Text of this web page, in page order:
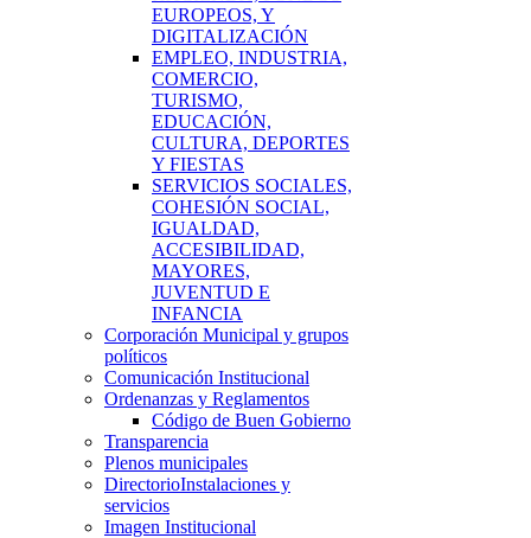
EUROPEOS, Y
DIGITALIZACIÓN
EMPLEO, INDUSTRIA,
COMERCIO,
TURISMO,
EDUCACIÓN,
CULTURA, DEPORTES
Y FIESTAS
SERVICIOS SOCIALES,
COHESIÓN SOCIAL,
IGUALDAD,
ACCESIBILIDAD,
MAYORES,
JUVENTUD E
INFANCIA
Corporación Municipal y grupos
políticos
Comunicación Institucional
Ordenanzas y Reglamentos
Código de Buen Gobierno
Transparencia
Plenos municipales
DirectorioInstalaciones y
servicios
Imagen Institucional